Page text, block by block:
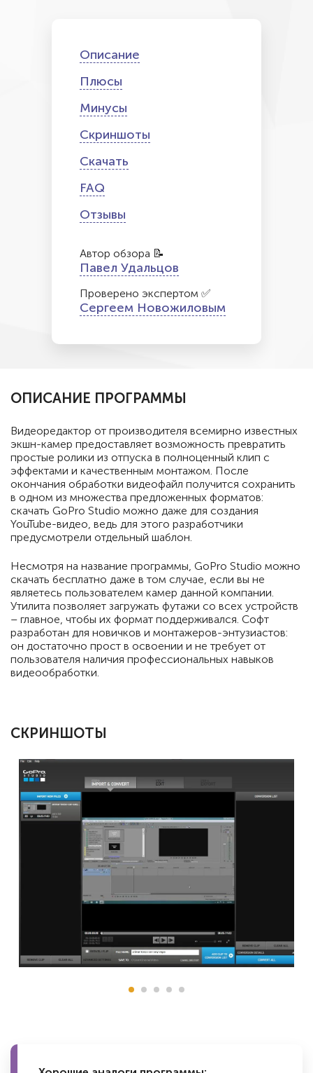
Описание
Плюсы
Минусы
Скриншоты
Скачать
FAQ
Отзывы
Автор обзора 📝
Павел Удальцов
Проверено экспертом ✅
Сергеем Новожиловым
ОПИСАНИЕ ПРОГРАММЫ
Видеоредактор от производителя всемирно известных
экшн-камер предоставляет возможность превратить
простые ролики из отпуска в полноценный клип с
эффектами и качественным монтажом. После
окончания обработки видеофайл получится сохранить
в одном из множества предложенных форматов:
скачать GoPro Studio можно даже для создания
YouTube-видео, ведь для этого разработчики
предусмотрели отдельный шаблон.
Несмотря на название программы, GoPro Studio можно
скачать бесплатно даже в том случае, если вы не
являетесь пользователем камер данной компании.
Утилита позволяет загружать футажи со всех устройств
– главное, чтобы их формат поддерживался. Софт
разработан для новичков и монтажеров-энтузиастов:
он достаточно прост в освоении и не требует от
пользователя наличия профессиональных навыков
видеообработки.
СКРИНШОТЫ